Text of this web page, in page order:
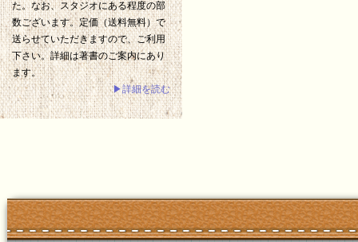
た。なお、スタジオにある程度の部
数ございます。定価（送料無料）で
送らせていただきますので、ご利用
下さい。詳細は著書のご案内にあり
ます。
▶詳細を読む